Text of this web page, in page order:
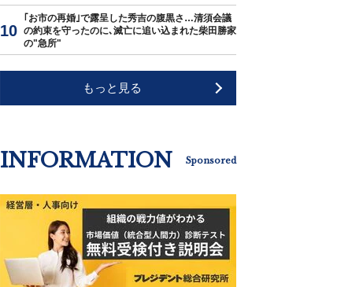
｢お市の再婚｣で露呈した秀吉の腹黒さ…清須会議
の約束を守ったのに､滅亡に追い込まれた柴田勝家
の"急所"
もっと見る
INFORMATION Sponsored